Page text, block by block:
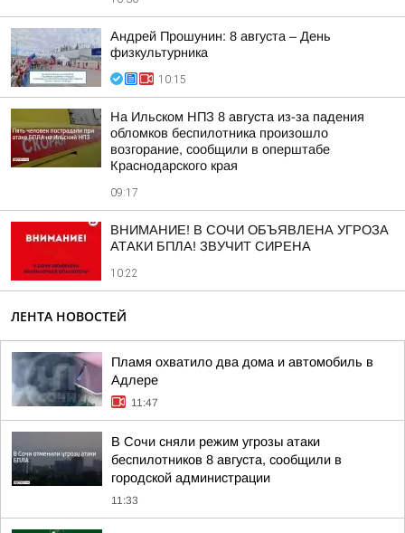
Андрей Прошунин: 8 августа – День
физкультурника
10:15
На Ильском НПЗ 8 августа из-за падения
обломков беспилотника произошло
возгорание, сообщили в оперштабе
Краснодарского края
09:17
ВНИМАНИЕ! В СОЧИ ОБЪЯВЛЕНА УГРОЗА
АТАКИ БПЛА! ЗВУЧИТ СИРЕНА
10:22
ЛЕНТА НОВОСТЕЙ
Пламя охватило два дома и автомобиль в
Адлере
11:47
В Сочи сняли режим угрозы атаки
беспилотников 8 августа, сообщили в
городской администрации
11:33